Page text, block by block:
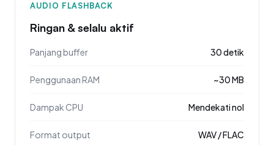
AUDIO FLASHBACK
Ringan & selalu aktif
Panjang buffer 30 detik
Penggunaan RAM ~30 MB
Dampak CPU Mendekati nol
Format output WAV / FLAC